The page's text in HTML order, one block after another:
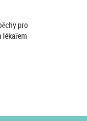
pro
lékařem